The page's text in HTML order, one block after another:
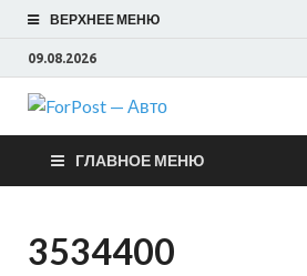
ВЕРХНЕЕ МЕНЮ
09.08.2026
Авто
ГЛАВНОЕ МЕНЮ
3534400